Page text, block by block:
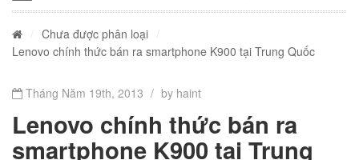
Chưa được phân loại
Lenovo chính thức bán ra smartphone K900 tại Trung Quốc
Tháng Năm 19th, 2013 / by haint
Lenovo chính thức bán ra
smartphone K900 tại Trung